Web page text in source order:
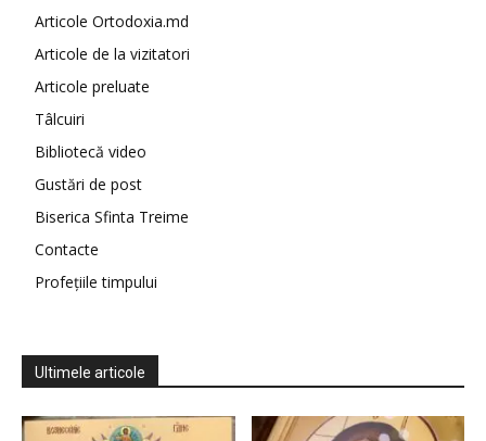
Articole Ortodoxia.md
Articole de la vizitatori
Articole preluate
Tâlcuiri
Bibliotecă video
Gustări de post
Biserica Sfinta Treime
Contacte
Profețiile timpului
Ultimele articole